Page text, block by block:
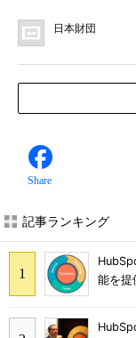
日本財団
Share
記事ランキング
能を提